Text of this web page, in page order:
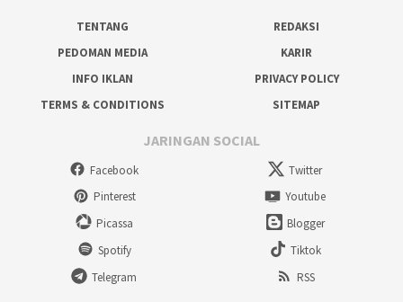
TENTANG
REDAKSI
PEDOMAN MEDIA
KARIR
INFO IKLAN
PRIVACY POLICY
TERMS & CONDITIONS
SITEMAP
JARINGAN SOCIAL
Facebook
Twitter
Pinterest
Youtube
Picassa
Blogger
Spotify
Tiktok
Telegram
RSS